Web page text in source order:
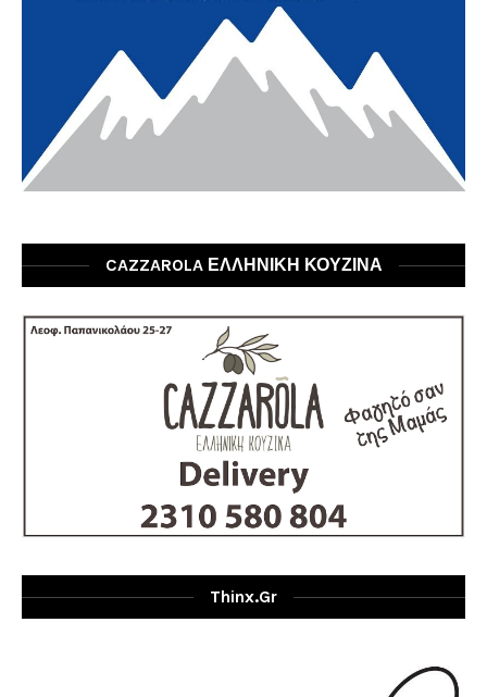
CAZZAROLA ΕΛΛΗΝΙΚΗ ΚΟΥΖΙΝΑ
Thinx.gr